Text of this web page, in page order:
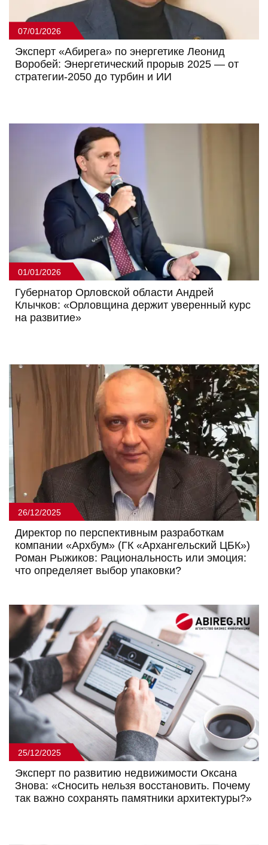
07/01/2026
Эксперт «Абирега» по энергетике Леонид
Воробей: Энергетический прорыв 2025 — от
стратегии-2050 до турбин и ИИ
01/01/2026
Губернатор Орловской области Андрей
Клычков: «Орловщина держит уверенный курс
на развитие»
26/12/2025
Директор по перспективным разработкам
компании «Архбум» (ГК «Архангельский ЦБК»)
Роман Рыжиков: Рациональность или эмоция:
что определяет выбор упаковки?
25/12/2025
Эксперт по развитию недвижимости Оксана
Знова: «Сносить нельзя восстановить. Почему
так важно сохранять памятники архитектуры?»